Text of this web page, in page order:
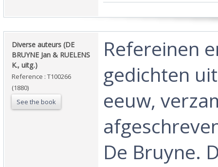
‎Diverse auteurs (DE
BRUYNE Jan & RUELENS
K., uitg.)‎
Reference : T100266
(1880)
See the book
‎Refereinen
gedichten
eeuw,
De Bruyne.